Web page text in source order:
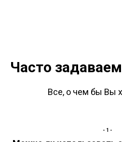
Часто
Все, о чем бы Вы
-1-